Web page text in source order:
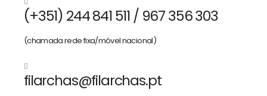
(+351) 244 841 511 / 967 356 303
(chamada rede fixa/móvel nacional)
filarchas@filarchas.pt